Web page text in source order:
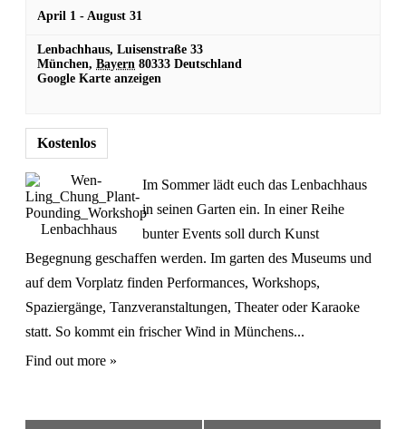
April 1 - August 31
Lenbachhaus, Luisenstraße 33
München, Bayern 80333 Deutschland
Google Karte anzeigen
Kostenlos
Im Sommer lädt euch das Lenbachhaus
in seinen Garten ein. In einer Reihe
bunter Events soll durch Kunst
Begegnung geschaffen werden. Im garten des Museums und
auf dem Vorplatz finden Performances, Workshops,
Spaziergänge, Tanzveranstaltungen, Theater oder Karaoke
statt. So kommt ein frischer Wind in Münchens...
Find out more »